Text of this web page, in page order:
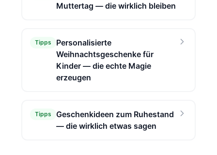
Muttertag — die wirklich bleiben
Tipps
Personalisierte
Weihnachtsgeschenke für
Kinder — die echte Magie
erzeugen
Tipps
Geschenkideen zum Ruhestand
— die wirklich etwas sagen